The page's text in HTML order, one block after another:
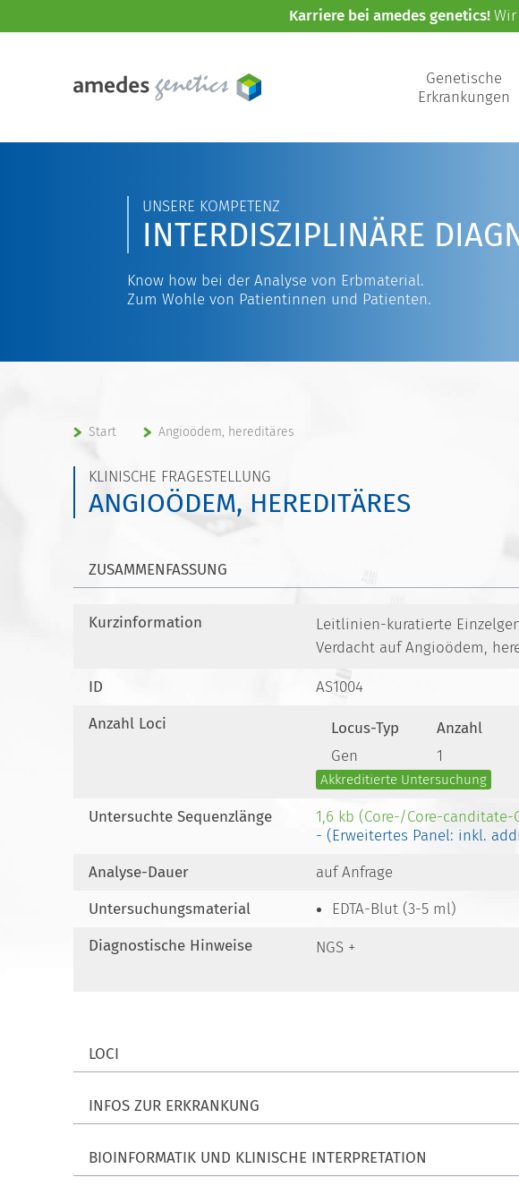
Karriere bei amedes genetics!
Genetische
Erkrankungen
UNSERE KOMPETENZ
INTERDISZIPLINÄRE
Know how bei der Analyse von Erbmaterial.
Zum Wohle von Patientinnen und Patienten.
Start Angioödem, hereditäres
KLINISCHE FRAGESTELLUNG
ANGIOÖDEM, HEREDITÄRES
ZUSAMMENFASSUNG
Kurzinformation
Leitlinien-kuratierte
Verdacht auf Angioödem,
ID
AS1004
Anzahl Loci
Locus-Typ
Anzahl
Gen
1
Akkreditierte Untersuchung
Untersuchte Sequenzlänge
1,6 kb (Core-/Core-canditate-
- (Erweitertes Panel: inkl.
Analyse-Dauer
auf Anfrage
Untersuchungsmaterial
EDTA-Blut (3-5 ml)
Diagnostische Hinweise
NGS +
LOCI
INFOS ZUR ERKRANKUNG
BIOINFORMATIK UND KLINISCHE INTERPRETATION